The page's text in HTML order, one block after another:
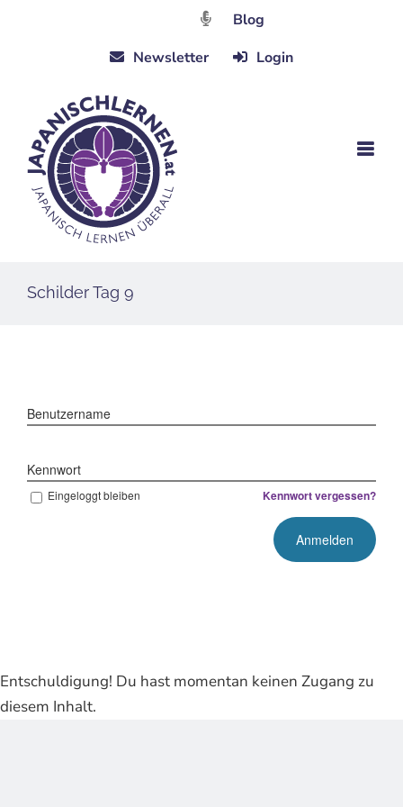
Blog
Newsletter
Login
Schilder Tag 9
Benutzername
Kennwort
Eingeloggt bleiben Kennwort vergessen?
Entschuldigung! Du hast momentan keinen Zugang zu
diesem Inhalt.